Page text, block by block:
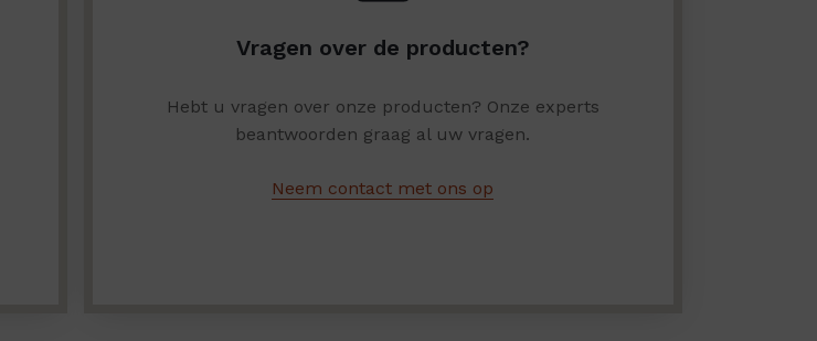
Vragen over de producten?
Hebt u vragen over onze producten? Onze experts
beantwoorden graag al uw vragen.
Neem contact met ons op